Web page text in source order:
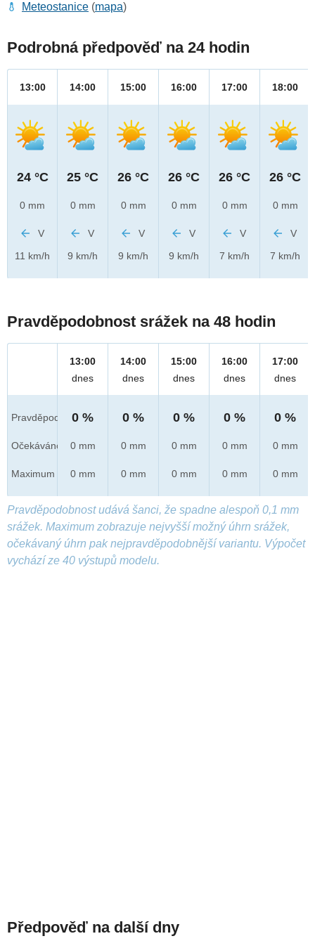
Meteostanice (mapa)
Podrobná předpověď na 24 hodin
13:00
24 °C
0 mm
V
11 km/h
14:00
25 °C
0 mm
V
9 km/h
15:00
26 °C
0 mm
V
9 km/h
16:00
26 °C
0 mm
V
9 km/h
17:00
26 °C
0 mm
V
7 km/h
18:00
26 °C
0 mm
V
7 km/h
Pravděpodobnost srážek na 48 hodin
Pravděpod.
Očekáváno
Maximum
13:00
dnes
0 %
0 mm
0 mm
14:00
dnes
0 %
0 mm
0 mm
15:00
dnes
0 %
0 mm
0 mm
16:00
dnes
0 %
0 mm
0 mm
17:00
dnes
0 %
0 mm
0 mm
Pravděpodobnost udává šanci, že spadne alespoň 0,1 mm
srážek. Maximum zobrazuje nejvyšší možný úhrn srážek,
očekávaný úhrn pak nejpravděpodobnější variantu. Výpočet
vychází ze 40 výstupů modelu.
Předpověď na další dny